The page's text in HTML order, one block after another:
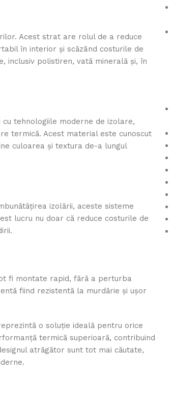
Acest strat are rolul de a reduce
în interior și scăzând costurile de
inclusiv polistiren, vată minerală și, în
tehnologiile moderne de izolare,
termică. Acest material este cunoscut
culoarea și textura de-a lungul
izolării, aceste sisteme
lucru nu doar că reduce costurile de
fi montate rapid, fără a perturba
fiind rezistentă la murdărie și ușor
o soluție ideală pentru orice
termică superioară, contribuind
atrăgător sunt tot mai căutate,